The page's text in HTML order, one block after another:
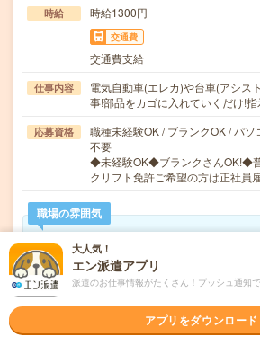
時給 時給1300円
交通費
交通費支給
仕事内容
電気自動車(エレカ)や台車(アシス
事!部品をカゴに入れていくだけ!
応募資格
職種未経験OK / ブランクOK / パ
不要
◆未経験OK◆ブランクさんOK!◆
クリフト免許ご希望の方は正社員
職場の雰囲気
年齢層
20代
男女比率
大人気！
エン派遣アプリ
派遣のお仕事情報がたくさん！プッシュ通知
アプリをダウンロード